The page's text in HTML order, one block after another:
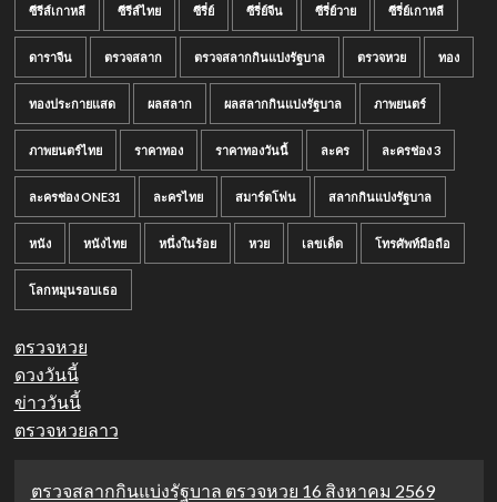
ซีรีส์เกาหลี ซีรีส์ไทย ซีรี่ย์ ซีรี่ย์จีน ซีรี่ย์วาย ซีรี่ย์เกาหลี
ดาราจีน ตรวจสลาก ตรวจสลากกินแบ่งรัฐบาล ตรวจหวย ทอง
ทองประกายแสด ผลสลาก ผลสลากกินแบ่งรัฐบาล ภาพยนตร์
ภาพยนตร์ไทย ราคาทอง ราคาทองวันนี้ ละคร ละครช่อง 3
ละครช่อง ONE31 ละครไทย สมาร์ตโฟน สลากกินแบ่งรัฐบาล
หนัง หนังไทย หนึ่งในร้อย หวย เลขเด็ด โทรศัพท์มือถือ
โลกหมุนรอบเธอ
ตรวจหวย
ดวงวันนี้
ข่าววันนี้
ตรวจหวยลาว
ตรวจสลากกินแบ่งรัฐบาล ตรวจหวย 16 สิงหาคม 2569